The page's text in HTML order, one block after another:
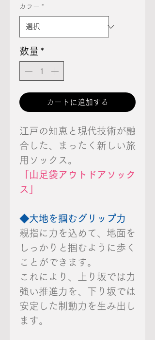
格
価
格
カラー *
数量 *
カートに追加する
江戸の知恵と現代技術が融
合した、まったく新しい旅
用ソックス。
「山足袋アウトドアソック
ス」
◆大地を掴むグリップ力
親指に力を込めて、地面を
しっかりと掴むように歩く
ことができます。
これにより、上り坂では力
強い推進力を、下り坂では
安定した制動力を生み出し
ます。